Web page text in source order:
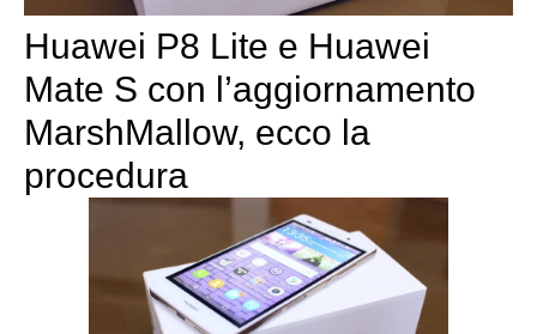
Huawei P8 Lite e Huawei
Mate S con l’aggiornamento
MarshMallow, ecco la
procedura